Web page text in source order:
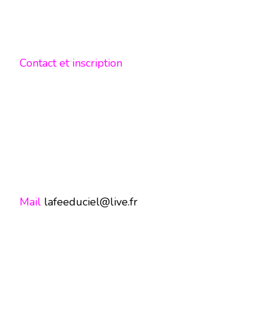
Contact et inscription
Mail lafeeduciel@live.fr